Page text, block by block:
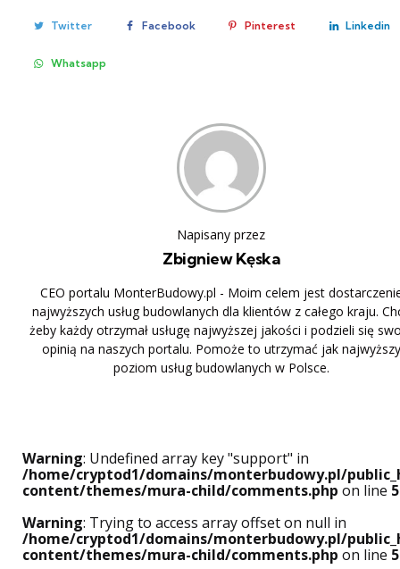
Twitter Facebook Pinterest Linkedin
Whatsapp
Napisany przez
Zbigniew Kęska
CEO portalu MonterBudowy.pl - Moim celem jest
najwyższych usług budowlanych dla klientów z całego kraju.
żeby każdy otrzymał usługę najwyższej jakości i podzieli się
opinią na naszych portalu. Pomoże to utrzymać jak najwyższy
poziom usług budowlanych w Polsce.
Warning: Undefined array key "support" in
/home/cryptod1/domains/monterbudowy.pl/
content/themes/mura-child/comments.php on line
Warning: Trying to access array offset on null in
/home/cryptod1/domains/monterbudowy.pl/
content/themes/mura-child/comments.php on line